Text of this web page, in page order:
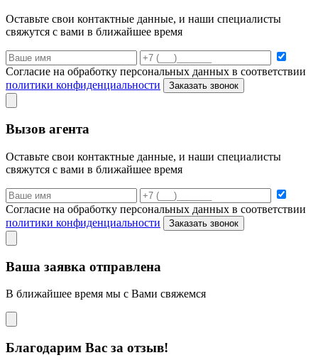
Оставьте свои контактные данные, и наши специалисты
свяжутся с вами в ближайшее время
Согласие на обработку персональных данных в соответствии
политики конфиденциальности
Заказать звонок
Вызов агента
Оставьте свои контактные данные, и наши специалисты
свяжутся с вами в ближайшее время
Согласие на обработку персональных данных в соответствии
политики конфиденциальности
Заказать звонок
Ваша заявка отправлена
В ближайшее время мы с Вами свяжемся
Благодарим Вас за отзыв!